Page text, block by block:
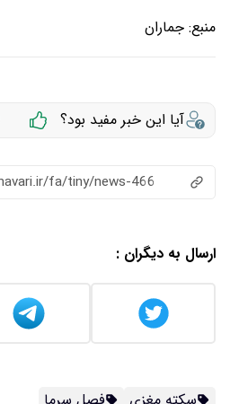
منبع: جماران
آیا این خبر مفید بود؟
fa/tiny/news-466
ارسال به دیگران :